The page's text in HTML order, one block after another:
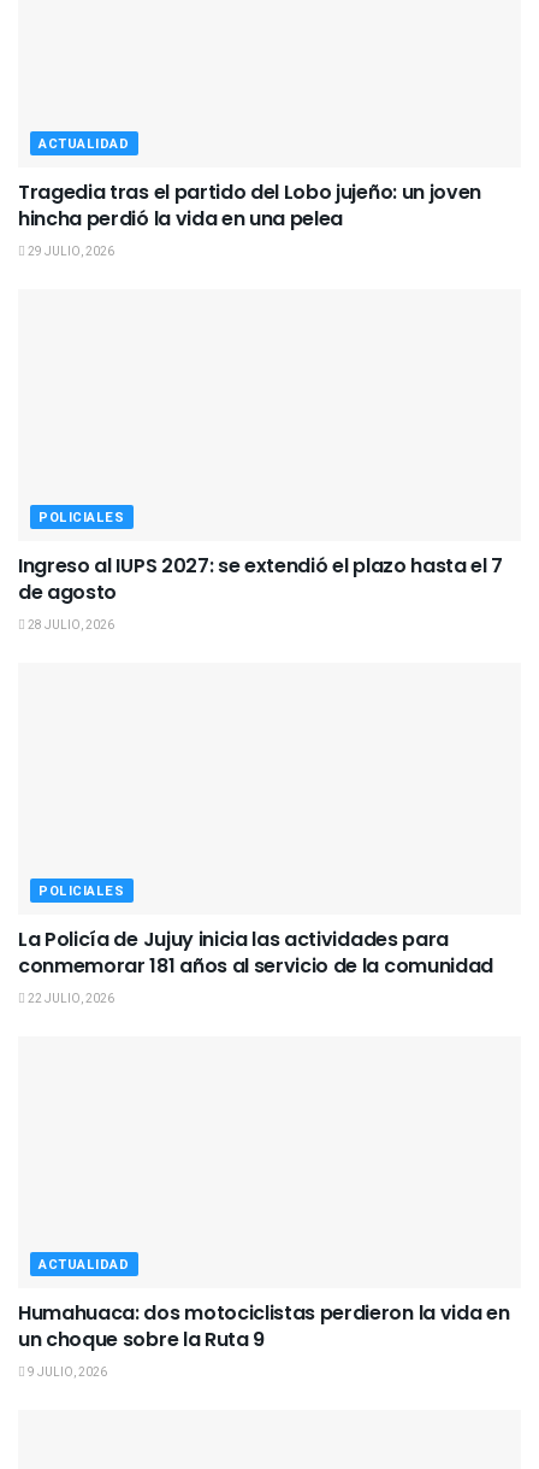
ACTUALIDAD
Tragedia tras el partido del Lobo jujeño: un joven
hincha perdió la vida en una pelea
29 JULIO, 2026
POLICIALES
Ingreso al IUPS 2027: se extendió el plazo hasta el 7
de agosto
28 JULIO, 2026
POLICIALES
La Policía de Jujuy inicia las actividades para
conmemorar 181 años al servicio de la comunidad
22 JULIO, 2026
ACTUALIDAD
Humahuaca: dos motociclistas perdieron la vida en
un choque sobre la Ruta 9
9 JULIO, 2026